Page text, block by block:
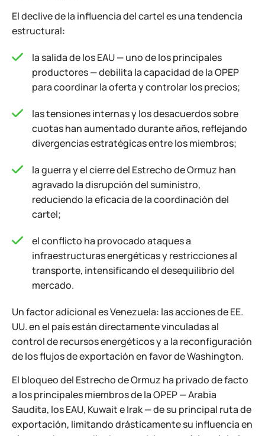
El declive de la influencia del cartel es una tendencia
estructural:
la salida de los EAU — uno de los principales
productores — debilita la capacidad de la OPEP
para coordinar la oferta y controlar los precios;
las tensiones internas y los desacuerdos sobre
cuotas han aumentado durante años, reflejando
divergencias estratégicas entre los miembros;
la guerra y el cierre del Estrecho de Ormuz han
agravado la disrupción del suministro,
reduciendo la eficacia de la coordinación del
cartel;
el conflicto ha provocado ataques a
infraestructuras energéticas y restricciones al
transporte, intensificando el desequilibrio del
mercado.
Un factor adicional es Venezuela: las acciones de EE.
UU. en el país están directamente vinculadas al
control de recursos energéticos y a la reconfiguración
de los flujos de exportación en favor de Washington.
El bloqueo del Estrecho de Ormuz ha privado de facto
a los principales miembros de la OPEP — Arabia
Saudita, los EAU, Kuwait e Irak — de su principal ruta de
exportación, limitando drásticamente su influencia en